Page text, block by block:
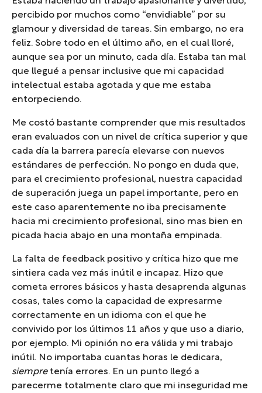
percibido por muchos como “envidiable” por su
glamour y diversidad de tareas. Sin embargo, no era
feliz. Sobre todo en el último año, en el cual lloré,
aunque sea por un minuto, cada día. Estaba tan mal
que llegué a pensar inclusive que mi capacidad
intelectual estaba agotada y que me estaba
entorpeciendo.
Me costó bastante comprender que mis resultados
eran evaluados con un nivel de crítica superior y que
cada día la barrera parecía elevarse con nuevos
estándares de perfección. No pongo en duda que,
para el crecimiento profesional, nuestra capacidad
de superación juega un papel importante, pero en
este caso aparentemente no iba precisamente
hacia mi crecimiento profesional, sino mas bien en
picada hacia abajo en una montaña empinada.
La falta de feedback positivo y crítica hizo que me
sintiera cada vez más inútil e incapaz. Hizo que
cometa errores básicos y hasta desaprenda algunas
cosas, tales como la capacidad de expresarme
correctamente en un idioma con el que he
convivido por los últimos 11 años y que uso a diario,
por ejemplo. Mi opinión no era válida y mi trabajo
inútil. No importaba cuantas horas le dedicara,
siempretenía errores. En un punto llegó a
parecerme totalmente claro que mi inseguridad me